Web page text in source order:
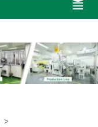
>